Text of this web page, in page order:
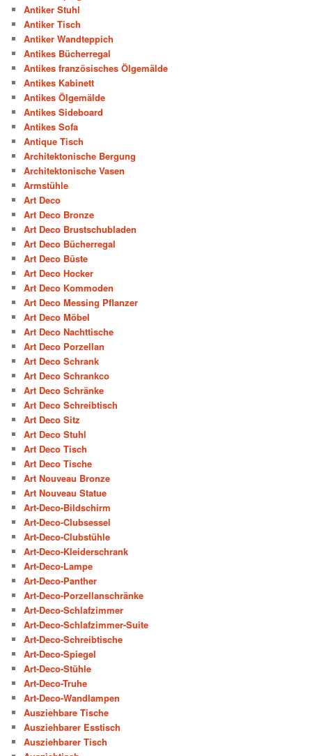
Antiker Stuhl
Antiker Tisch
Antiker Wandteppich
Antikes Bücherregal
Antikes französisches Ölgemälde
Antikes Kabinett
Antikes Ölgemälde
Antikes Sideboard
Antikes Sofa
Antique Tisch
Architektonische Bergung
Architektonische Vasen
Armstühle
Art Deco
Art Deco Bronze
Art Deco Brustschubladen
Art Deco Bücherregal
Art Deco Büste
Art Deco Hocker
Art Deco Kommoden
Art Deco Messing Pflanzer
Art Deco Möbel
Art Deco Nachttische
Art Deco Porzellan
Art Deco Schrank
Art Deco Schrankco
Art Deco Schränke
Art Deco Schreibtisch
Art Deco Sitz
Art Deco Stuhl
Art Deco Tisch
Art Deco Tische
Art Nouveau Bronze
Art Nouveau Statue
Art-Deco-Bildschirm
Art-Deco-Clubsessel
Art-Deco-Clubstühle
Art-Deco-Kleiderschrank
Art-Deco-Lampe
Art-Deco-Panther
Art-Deco-Porzellanschränke
Art-Deco-Schlafzimmer
Art-Deco-Schlafzimmer-Suite
Art-Deco-Schreibtische
Art-Deco-Spiegel
Art-Deco-Stühle
Art-Deco-Truhe
Art-Deco-Wandlampen
Ausziehbare Tische
Ausziehbarer Esstisch
Ausziehbarer Tisch